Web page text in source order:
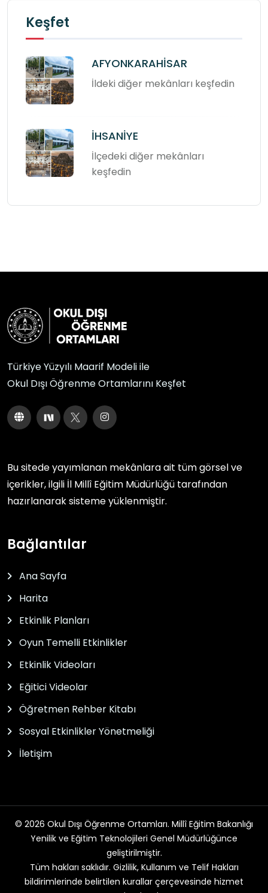
Keşfet
AFYONKARAHİSAR
İldeki diğer mekânları keşfedin
İHSANİYE
İlçedeki diğer mekânları
keşfedin
Türkiye Yüzyılı Maarif Modeli ile
Okul Dışı Öğrenme Ortamlarını Keşfet
Bu sitede yayımlanan mekânlara ait tüm görsel ve
içerikler, ilgili İl Millî Eğitim Müdürlüğü tarafından
hazırlanarak sisteme yüklenmiştir.
Bağlantılar
Ana Sayfa
Harita
Etkinlik Planları
Oyun Temelli Etkinlikler
Etkinlik Videoları
Eğitici Videolar
Öğretmen Rehber Kitabı
Sosyal Etkinlikler Yönetmeliği
İletişim
© 2026 Okul Dışı Öğrenme Ortamları. Millî Eğitim Bakanlığı
Yenilik ve Eğitim Teknolojileri Genel Müdürlüğünce
geliştirilmiştir.
Tüm hakları saklıdır. Gizlilik, Kullanım ve Telif Hakları
bildirimlerinde belirtilen kurallar çerçevesinde hizmet